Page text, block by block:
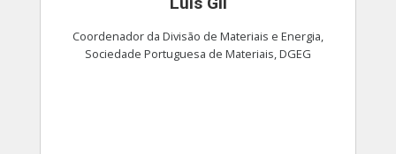
Coordenador da Divisão de Materiais e Energia,
Sociedade Portuguesa de Materiais, DGEG